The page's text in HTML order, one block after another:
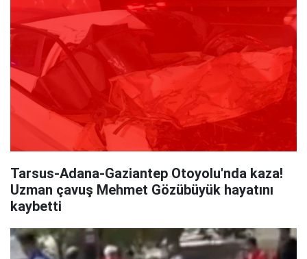
Tarsus-Adana-Gaziantep Otoyolu'nda kaza!
Uzman çavuş Mehmet Gözübüyük hayatını
kaybetti